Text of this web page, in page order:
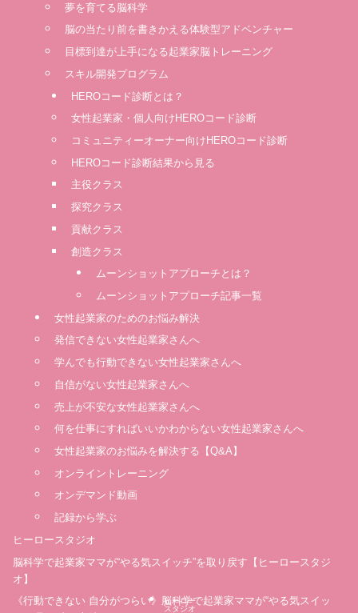
夢を育てる脳科学
脳の当たり前を書きかえる体験型アドベンチャー
⽬標到達が上⼿になる起業家脳トレーニング
スキル開発プログラム
HEROコード診断とは？
女性起業家・個人向けHEROコード診断
コミュニティーオーナー向けHEROコード診断
HEROコード診断結果から見る
主役クラス
探究クラス
貢献クラス
創造クラス
ムーンショットアプローチとは？
ムーンショットアプローチ記事一覧
女性起業家のためのお悩み解決
発信できない女性起業家さんへ
学んでも行動できない女性起業家さんへ
自信がない女性起業家さんへ
売上が不安な女性起業家さんへ
何を仕事にすればいいかわからない女性起業家さんへ
女性起業家のお悩みを解決する【Q&A】
オンライントレーニング
オンデマンド動画
記録から学ぶ
ヒーロースタジオ
脳科学で起業家ママが“やる気スイッチ”を取り戻す【ヒーロースタジ
オ】
《行動できない 自分がつらい》脳科学で起業家ママが“やる気スイッ
ヒーロー
スタジオ